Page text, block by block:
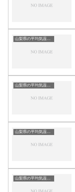
山梨県の平均気温まとめ
山梨県の平均気温まとめ